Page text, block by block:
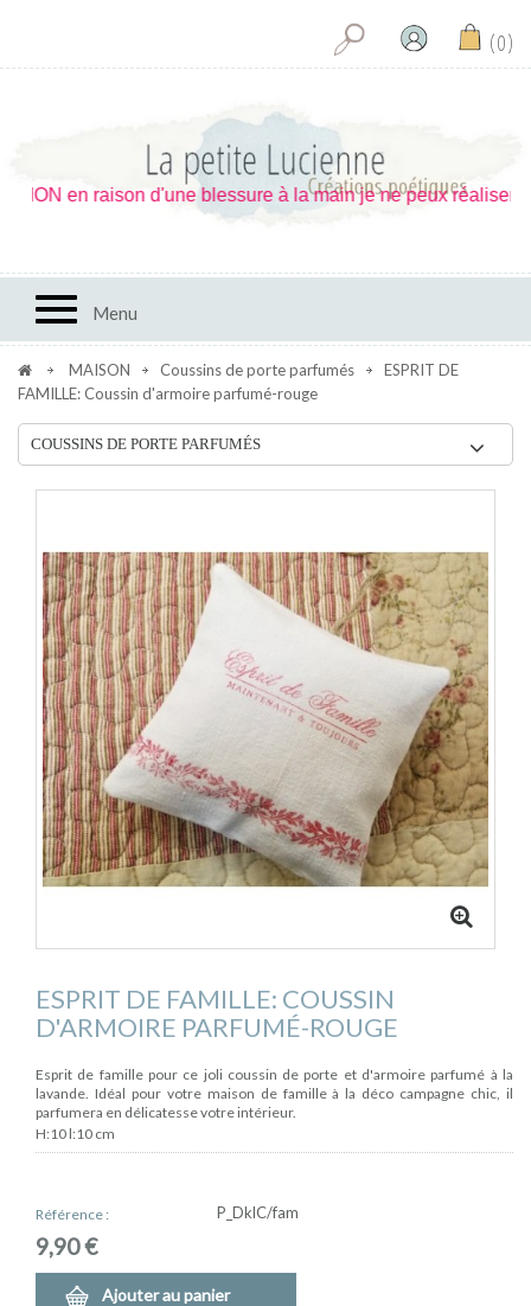
0
Toggle navigation
Menu
en raison d'une blessure à la main je ne peux réaliser
MAISON Coussins de porte parfumés
ESPRIT DE
FAMILLE: Coussin d'armoire parfumé-rouge
COUSSINS DE PORTE PARFUMÉS
ESPRIT DE FAMILLE: COUSSIN
D'ARMOIRE PARFUMÉ-ROUGE
Esprit de famille pour ce joli coussin de porte et d'armoire parfumé à la
lavande. Idéal pour votre maison de famille à la déco campagne chic, il
parfumera en délicatesse votre intérieur.
H:10 l:10 cm
Référence : P_DklC/fam
9,90 €
Ajouter au panier